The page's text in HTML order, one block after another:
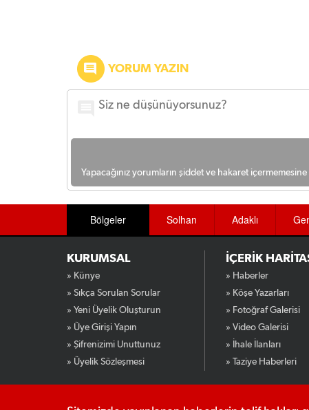
YORUM YAZIN
Yapacağınız yorumların şiddet ve hakaret
Bölgeler Solhan Adaklı
KURUMSAL
» Künye
» Sıkça Sorulan Sorular
» Yeni Üyelik Oluşturun
» Üye Girişi Yapın
» Şifrenizimi Unuttunuz
» Üyelik Sözleşmesi
İÇERİK
» Haberler
» Köşe Yazarları
» Fotoğraf Galerisi
» Video Galerisi
» İhale İlanları
» Taziye Haberleri